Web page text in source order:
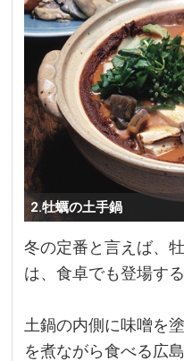
2.牡蠣の土手鍋
冬の定番と言えば、
は、食卓でも登場す
土鍋の内側に味噌を
を煮ながら食べる広